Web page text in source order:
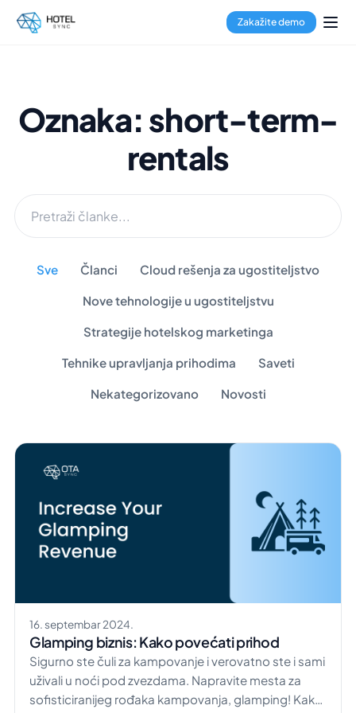
Zakažite demo
Oznaka: short-term-
rentals
Sve Članci Cloud rešenja za ugostiteljstvo
Nove tehnologije u ugostiteljstvu
Strategije hotelskog marketinga
Tehnike upravljanja prihodima Saveti
Nekategorizovano Novosti
16. septembar 2024.
Glamping biznis: Kako povećati prihod
Sigurno ste čuli za kampovanje i verovatno ste i sami
uživali u noći pod zvezdama. Napravite mesta za
sofisticiranijeg rođaka kampovanja, glamping! Kako